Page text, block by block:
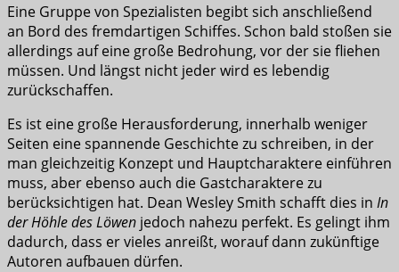
Eine Gruppe von Spezialisten begibt sich anschließend
an Bord des fremdartigen Schiffes. Schon bald stoßen sie
allerdings auf eine große Bedrohung, vor der sie fliehen
müssen. Und längst nicht jeder wird es lebendig
zurückschaffen.
Es ist eine große Herausforderung, innerhalb weniger
Seiten eine spannende Geschichte zu schreiben, in der
man gleichzeitig Konzept und Hauptcharaktere einführen
muss, aber ebenso auch die Gastcharaktere zu
berücksichtigen hat. Dean Wesley Smith schafft dies in In
der Höhle des Löwen jedoch nahezu perfekt. Es gelingt ihm
dadurch, dass er vieles anreißt, worauf dann zukünftige
Autoren aufbauen dürfen.